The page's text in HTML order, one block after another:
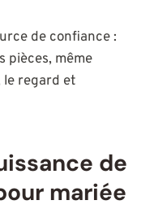
de confiance :
pièces, même
le regard et
de
mariée